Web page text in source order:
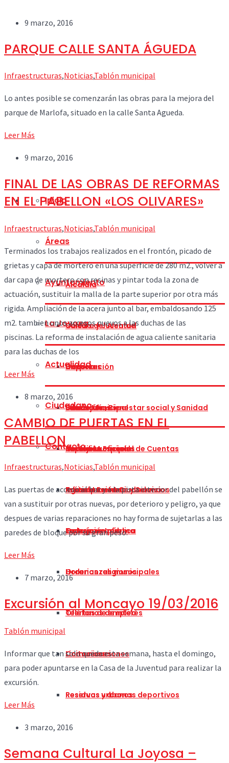
Inicio
Áreas
Alcaldía
Cultura y Juventud
Deportes
Educación, Bienestar social y Sanidad
Festejos
Infraestructuras y Servicios
Transparencia
Ayuntamiento
Saludo del Alcalde
Corporación
Concejalías
Comisión Especial de Cuentas
Participación Ciudadana
La Joyosa
Historia
Situación
Heráldica
Turismo
Galería
Horarios religiosos
Teléfonos de interés
Comunicaciones
Residuos urbanos
Actualidad
Bando Municipal
Tablón Municipal
Agenda Eventos
La Joyosa Informa
Ciudadano
Impresos oficiales
Trámites
Exposición pública
Ordenanzas municipales
Ofertas de empleo
Licitaciones
Reservas y abonos deportivos
Contacto
9 marzo, 2016
PARQUE CALLE SANTA ÁGUEDA
Infraestructuras,Noticias,Tablón municipal
Lo antes posible se comenzarán las obras para la mejora del
parque de Marlofa, situado en la calle Santa Agueda.
Leer Más
9 marzo, 2016
FINAL DE LAS OBRAS DE REFORMAS
EN EL PABELLON «LOS OLIVARES»
Infraestructuras,Noticias,Tablón municipal
Terminados los trabajos realizados en el frontón, picado de
grietas ycapa de mortero en una superficie de 280 m2., volver a
dar capa de mortero con resinas y pintar toda la zona de
actuación, sustituir la malla de la parte superior por otra más
rigida. Ampliación de la acera junto al bar, embaldosando 125
m2. tambien unosaccesos nuevos a las duchas de las
piscinas. La reforma de instalación de agua caliente sanitaria
para las duchas de los
Leer Más
8 marzo, 2016
CAMBIO DE PUERTAS EN EL
PABELLON
Infraestructuras,Noticias,Tablón municipal
Las puertas de acceso al bar y a la pista interior del pabellón se
van a sustituir por otras nuevas, por deterioro y peligro, ya que
despues de varias reparaciones no hay forma de sujetarlas a las
paredes de bloque por su gran peso.
Leer Más
7 marzo, 2016
Excursión al Moncayo 19/03/2016
Tablón municipal
Informar que tan solo queda esta semana, hasta el domingo,
para poder apuntarse en la Casa de la Juventud para realizar la
excursión.
Leer Más
3 marzo, 2016
Semana Cultural La Joyosa –